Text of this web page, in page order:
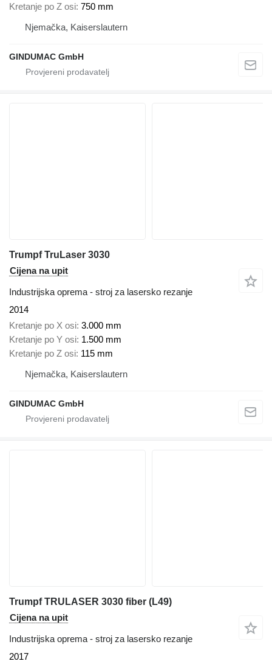
Kretanje po Z osi 750 mm
Njemačka, Kaiserslautern
GINDUMAC GmbH
Trumpf TruLaser 3030
Cijena na upit
Industrijska oprema - stroj za lasersko rezanje
2014
Kretanje po X osi 3.000 mm
Kretanje po Y osi 1.500 mm
Kretanje po Z osi 115 mm
Njemačka, Kaiserslautern
GINDUMAC GmbH
Trumpf TRULASER 3030 fiber (L49)
Cijena na upit
Industrijska oprema - stroj za lasersko rezanje
2017